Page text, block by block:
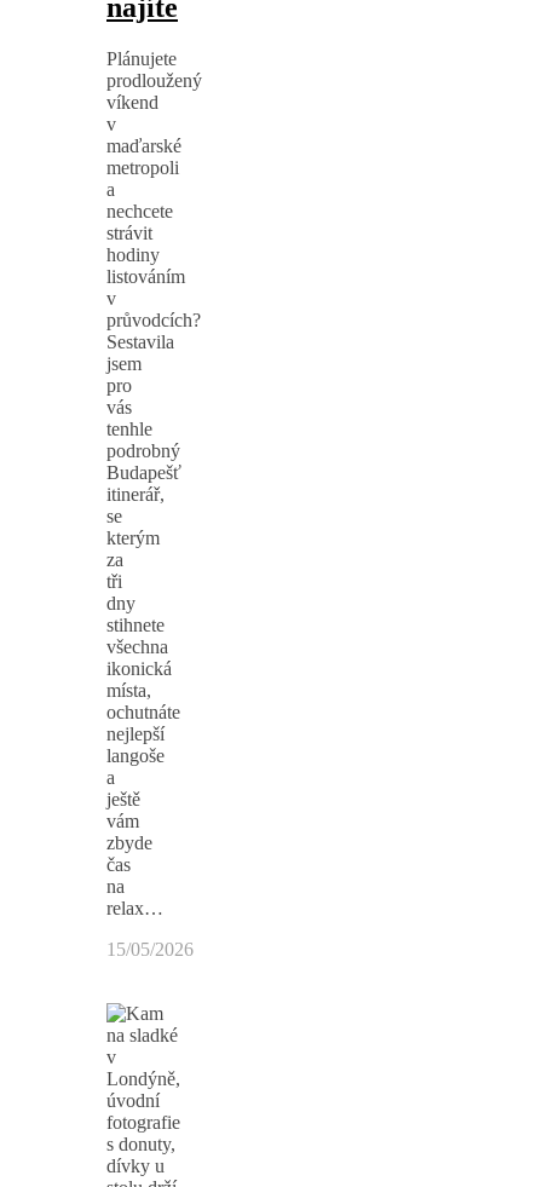
najíte
Plánujete
prodloužený
víkend
v
maďarské
metropoli
a
nechcete
strávit
hodiny
listováním
v
průvodcích?
Sestavila
jsem
pro
vás
tenhle
podrobný
Budapešť
itinerář,
se
kterým
za
tři
dny
stihnete
všechna
ikonická
místa,
ochutnáte
nejlepší
langoše
a
ještě
vám
zbyde
čas
na
relax…
15/05/2026